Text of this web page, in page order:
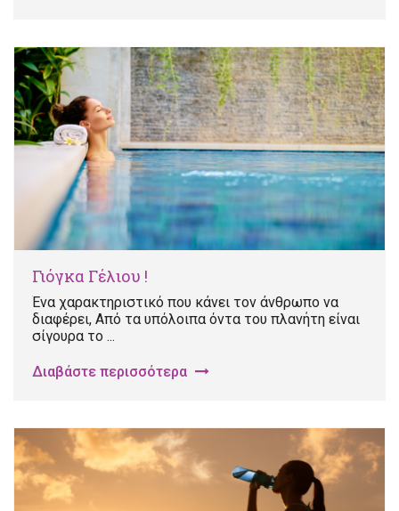
Γιόγκα Γέλιου !
Ένα χαρακτηριστικό που κάνει τον άνθρωπο να
διαφέρει, Από τα υπόλοιπα όντα του πλανήτη είναι
σίγουρα το ...
Διαβάστε περισσότερα